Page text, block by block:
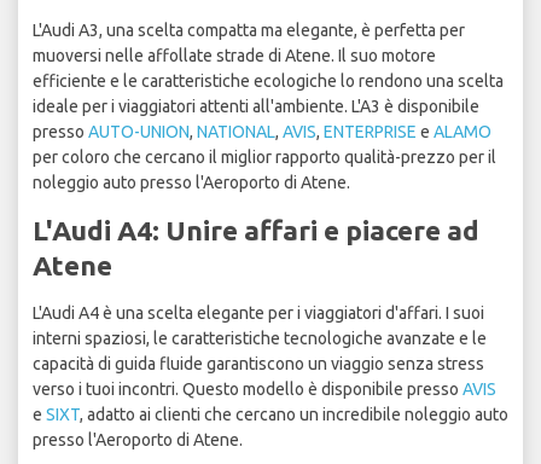
L'Audi A3, una scelta compatta ma elegante, è perfetta per
muoversi nelle affollate strade di Atene. Il suo motore
efficiente e le caratteristiche ecologiche lo rendono una scelta
ideale per i viaggiatori attenti all'ambiente. L'A3 è disponibile
presso AUTO-UNION, NATIONAL, AVIS, ENTERPRISE e ALAMO
per coloro che cercano il miglior rapporto qualità-prezzo per il
noleggio auto presso l'Aeroporto di Atene.
L'Audi A4: Unire affari e piacere ad
Atene
L'Audi A4 è una scelta elegante per i viaggiatori d'affari. I suoi
interni spaziosi, le caratteristiche tecnologiche avanzate e le
capacità di guida fluide garantiscono un viaggio senza stress
verso i tuoi incontri. Questo modello è disponibile presso AVIS
e SIXT, adatto ai clienti che cercano un incredibile noleggio auto
presso l'Aeroporto di Atene.